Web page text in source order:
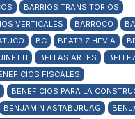
BARRIOS TRANSITORIOS
VERTICALES BARROCO
BC BEATRIZ HEVIA
BELLAS ARTES
FISCALES
BENEFICIOS PARA LA
BENJAMÍN ASTABURUAG